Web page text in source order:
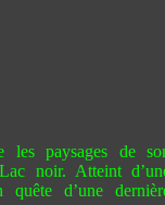
les paysages de
noir. Atteint
d’une